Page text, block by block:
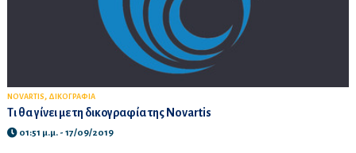
NOVARTIS, ΔΙΚΟΓΡΑΦΙΑ
Τι θα γίνει με τη δικογραφία της Novartis
01:51 μ.μ. - 17/09/2019